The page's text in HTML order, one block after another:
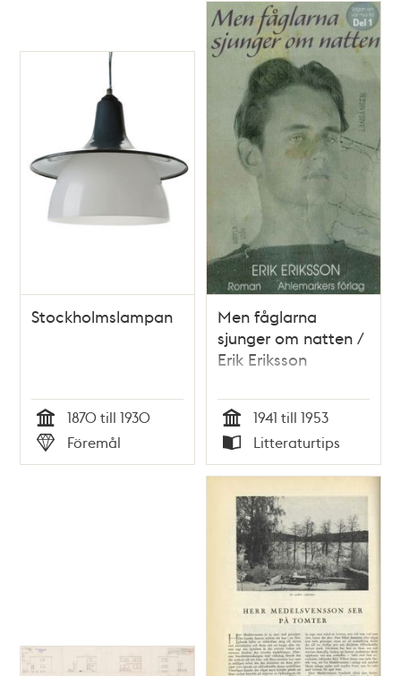
Stockholmslampan
Tid
1870 till 1930
Typ
Föremål
Men fåglarna
sjunger om natten /
Erik Eriksson
Tid
1941 till 1953
Typ
Litteraturtips